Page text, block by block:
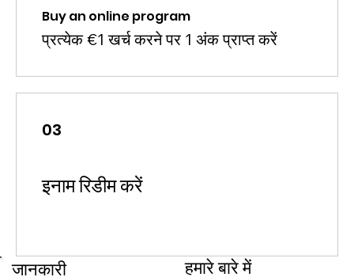
Buy an online program
प्रत्येक €1 खर्च करने पर 1 अंक प्राप्त करें
03
इनाम रिडीम करें
जानकारी हमारे बारे में